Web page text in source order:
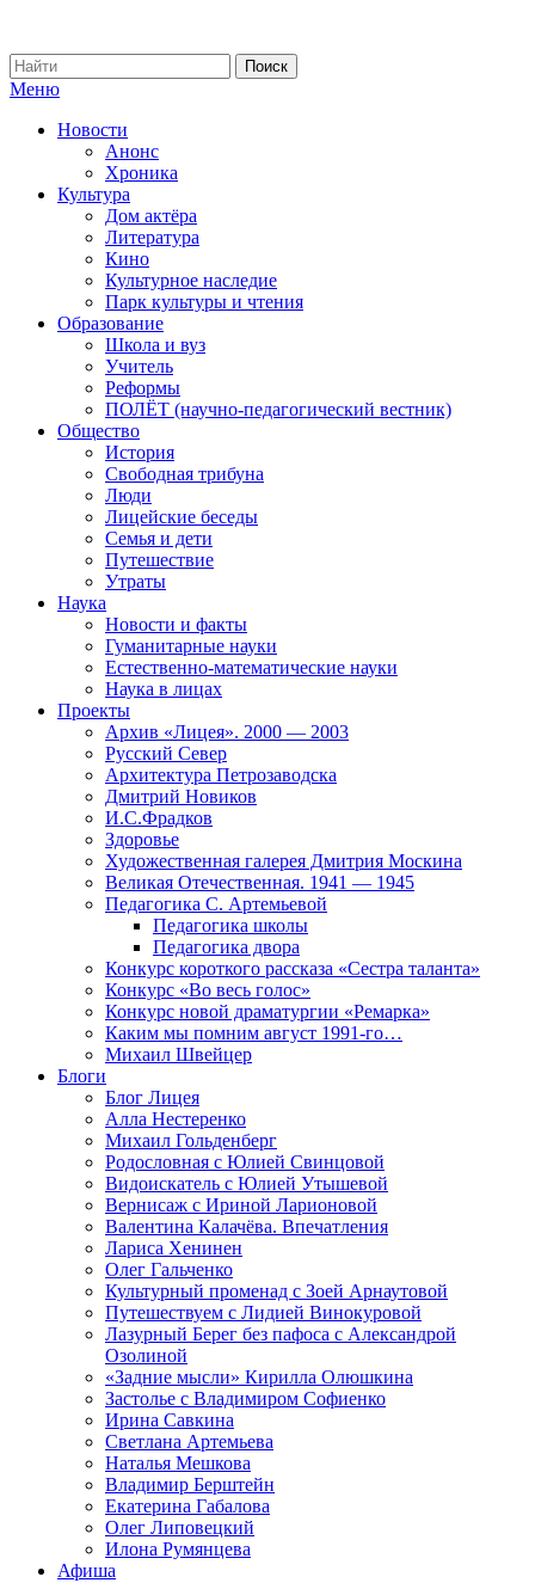
Меню
Новости
Анонс
Хроника
Культура
Дом актёра
Литература
Кино
Культурное наследие
Парк культуры и чтения
Образование
Школа и вуз
Учитель
Реформы
ПОЛЁТ (научно-педагогический вестник)
Общество
История
Свободная трибуна
Люди
Лицейские беседы
Семья и дети
Путешествие
Утраты
Наука
Новости и факты
Гуманитарные науки
Естественно-математические науки
Наука в лицах
Проекты
Архив «Лицея». 2000 — 2003
Русский Север
Архитектура Петрозаводска
Дмитрий Новиков
И.С.Фрадков
Здоровье
Художественная галерея Дмитрия Москина
Великая Отечественная. 1941 — 1945
Педагогика С. Артемьевой
Педагогика школы
Педагогика двора
Конкурс короткого рассказа «Сестра таланта»
Конкурс «Во весь голос»
Конкурс новой драматургии «Ремарка»
Каким мы помним август 1991-го…
Михаил Швейцер
Блоги
Блог Лицея
Алла Нестеренко
Михаил Гольденберг
Родословная с Юлией Свинцовой
Видоискатель с Юлией Утышевой
Вернисаж с Ириной Ларионовой
Валентина Калачёва. Впечатления
Лариса Хенинен
Олег Гальченко
Культурный променад с Зоей Арнаутовой
Путешествуем с Лидией Винокуровой
Лазурный Берег без пафоса с Александрой
Озолиной
«Задние мысли» Кирилла Олюшкина
Застолье с Владимиром Софиенко
Ирина Савкина
Светлана Артемьева
Наталья Мешкова
Владимир Берштейн
Екатерина Габалова
Олег Липовецкий
Илона Румянцева
Афиша